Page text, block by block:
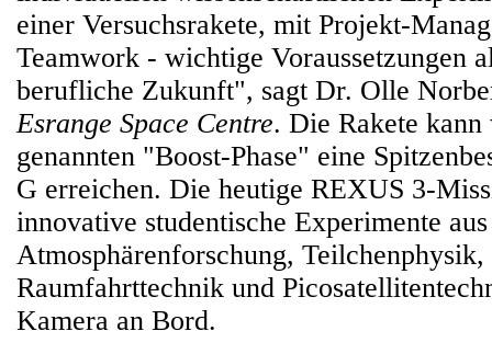
einer Versuchsrakete, mit Projekt-
Teamwork - wichtige Voraussetzungen
berufliche Zukunft", sagt Dr. Olle
Esrange Space Centre. Die Rakete kann
genannten "Boost-Phase" eine
G erreichen. Die heutige REXUS 3-
innovative studentische Experimente
Atmosphärenforschung,
Raumfahrttechnik und
Kamera an Bord.